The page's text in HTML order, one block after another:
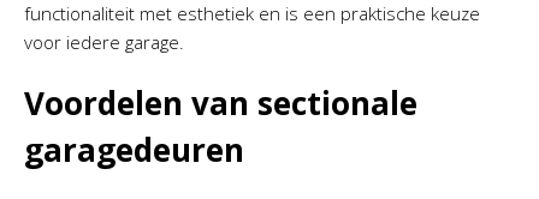
functionaliteit met esthetiek en is een praktische keuze
voor iedere garage.
Voordelen van sectionale
garagedeuren